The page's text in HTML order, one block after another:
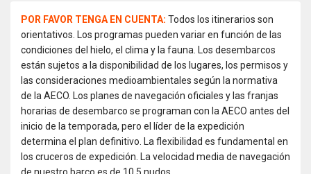
POR FAVOR TENGA EN CUENTA: Todos los itinerarios son
orientativos. Los programas pueden variar en función de las
condiciones del hielo, el clima y la fauna. Los desembarcos
están sujetos a la disponibilidad de los lugares, los permisos y
las consideraciones medioambientales según la normativa
de la AECO. Los planes de navegación oficiales y las franjas
horarias de desembarco se programan con la AECO antes del
inicio de la temporada, pero el líder de la expedición
determina el plan definitivo. La flexibilidad es fundamental en
los cruceros de expedición. La velocidad media de navegación